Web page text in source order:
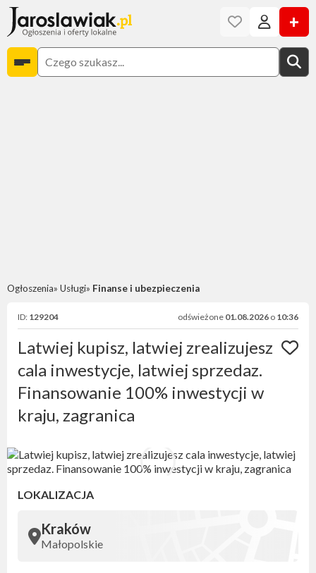
+
Ogłoszenia Usługi Finanse i ubezpieczenia
ID: 129204 odświeżone 01.08.2026 o 10:36
Latwiej kupisz, latwiej zrealizujesz
cala inwestycje, latwiej sprzedaz.
Finansowanie 100% inwestycji w
kraju, zagranica
LOKALIZACJA
Kraków
Małopolskie